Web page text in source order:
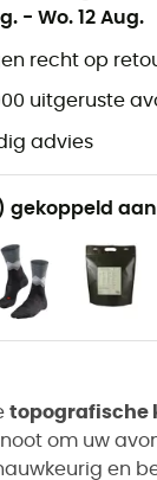
- Wo. 12 Aug.
recht op
uitgeruste
advies
gekoppeld
topografische
om uw
en